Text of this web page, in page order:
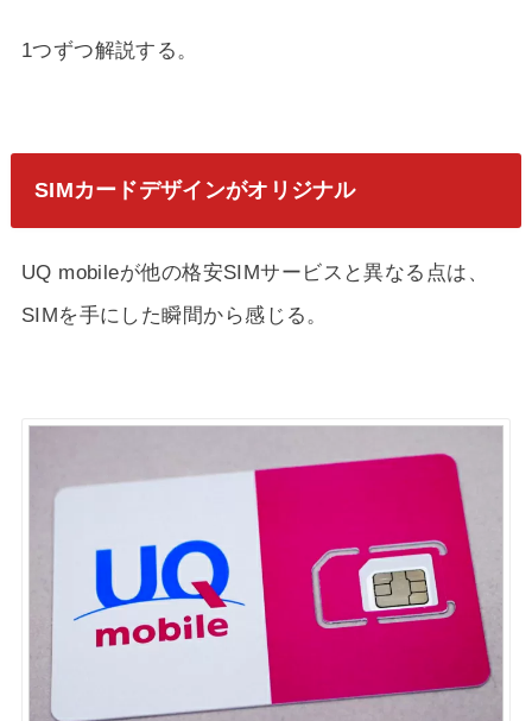
1つずつ解説する。
SIMカードデザインがオリジナル
UQ mobileが他の格安SIMサービスと異なる点は、
SIMを手にした瞬間から感じる。